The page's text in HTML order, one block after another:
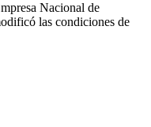
Nacional de
las condiciones de